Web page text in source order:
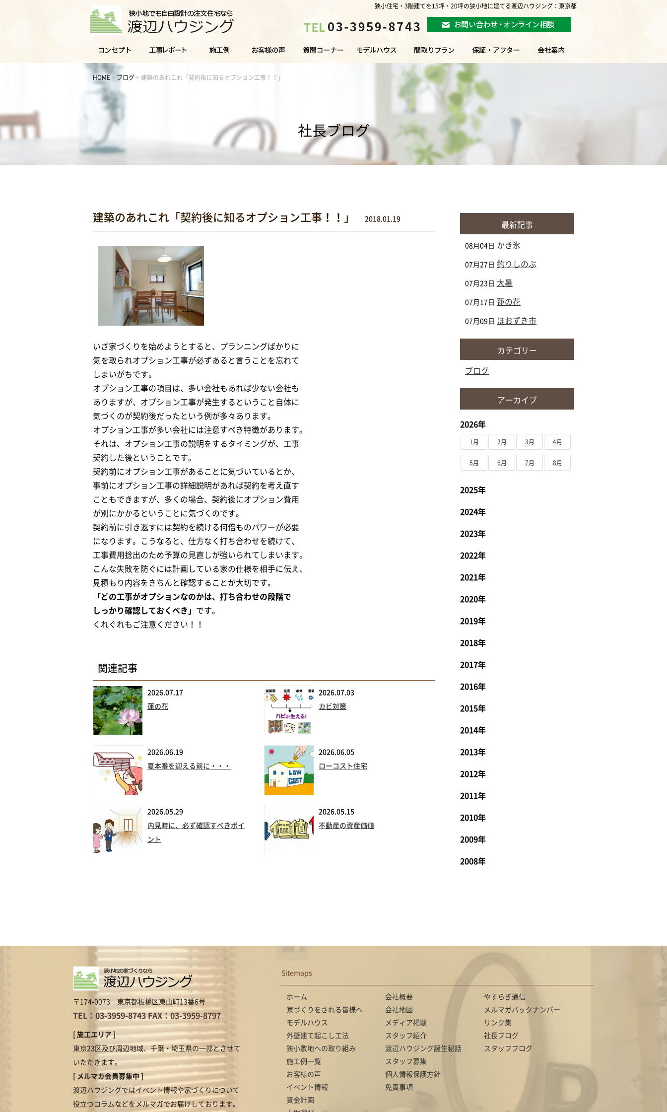
狭小住宅・3階建てを15坪・20坪の狭小地に建てる渡辺ハウジング：東京都
HOME > ブログ > 建築のあれこれ「契約後に知るオプション工事！！」
社長ブログ
建築のあれこれ「契約後に知るオプション工事！！」 2018.01.19
いざ家づくりを始めようとすると、プランニングばかりに
気を取られオプション工事が必ずあると言うことを忘れて
しまいがちです。
オプション工事の項目は、多い会社もあれば少ない会社も
ありますが、オプション工事が発生するということ自体に
気づくのが契約後だったという例が多々あります。
オプション工事が多い会社には注意すべき特徴があります。
それは、オプション工事の説明をするタイミングが、工事
契約した後ということです。
契約前にオプション工事があることに気づいているとか、
事前にオプション工事の詳細説明があれば契約を考え直す
こともできますが、多くの場合、契約後にオプション費用
が別にかかるということに気づくのです。
契約前に引き返すには契約を続ける何倍ものパワーが必要
になります。こうなると、仕方なく打ち合わせを続けて、
工事費用捻出のため予算の見直しが強いられてしまいます。
こんな失敗を防ぐには計画している家の仕様を相手に伝え、
見積もり内容をきちんと確認することが大切です。
「どの工事がオプションなのかは、打ち合わせの段階で
しっかり確認しておくべき」 です。
くれぐれもご注意ください！！
関連記事
2026.07.17
蓮の花
2026.07.03
カビ対策
2026.06.19
夏本番を迎える前に・・・
2026.06.05
ローコスト住宅
2026.05.29
内見時に、必ず確認すべきポイ
ント
2026.05.15
不動産の資産価値
最新記事
08月04日 かき氷
07月27日 釣りしのぶ
07月23日 大暑
07月17日 蓮の花
07月09日 ほおずき市
カテゴリー
ブログ
アーカイブ
2026年
1月 2月 3月 4月
5月 6月 7月 8月
2025年
2024年
2023年
2022年
2021年
2020年
2019年
2018年
2017年
2016年
2015年
2014年
2013年
2012年
2011年
2010年
2009年
2008年
Sitemaps
ホーム
家づくりをされる皆様へ
モデルハウス
外壁建て起こし工法
狭小敷地への取り組み
施工例一覧
お客様の声
イベント情報
資金計画
会社概要
会社地図
メディア掲載
スタッフ紹介
渡辺ハウジング誕生秘話
スタッフ募集
個人情報保護方針
免責事項
やすらぎ通信
メルマガバックナンバー
リンク集
社長ブログ
スタッフブログ
〒174-0073 東京都板橋区東山町13番6号
TEL：03-3959-8743 FAX：03-3959-8797
[ 施工エリア ]
東京23区及び周辺地域、千葉・埼玉県の一部とさせて
いただきます。
[ メルマガ会員募集中 ]
渡辺ハウジングではイベント情報や家づくりについて
役立つコラムなどをメルマガでお届けしております。